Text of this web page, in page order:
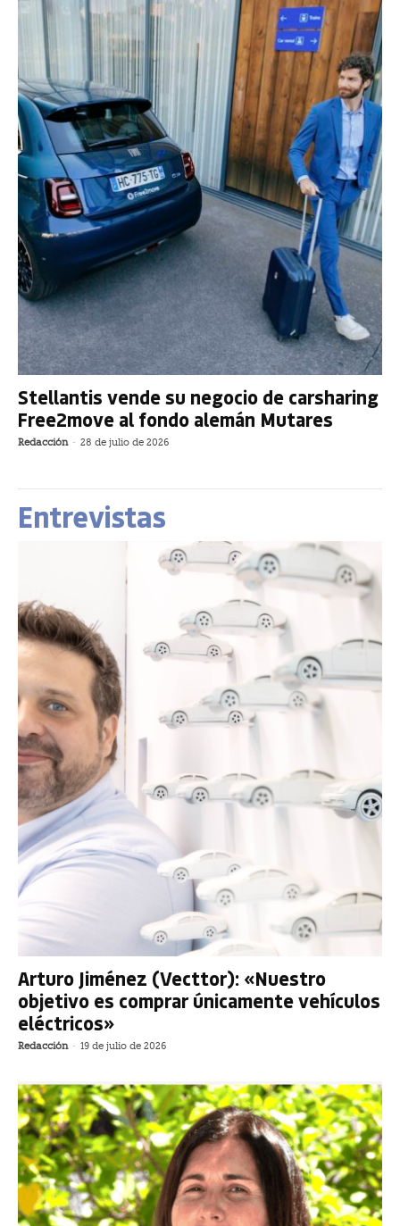
Stellantis vende su negocio de carsharing
Free2move al fondo alemán Mutares
Redacción - 28 de julio de 2026
Entrevistas
Arturo Jiménez (Vecttor): «Nuestro
objetivo es comprar únicamente vehículos
eléctricos»
Redacción - 19 de julio de 2026